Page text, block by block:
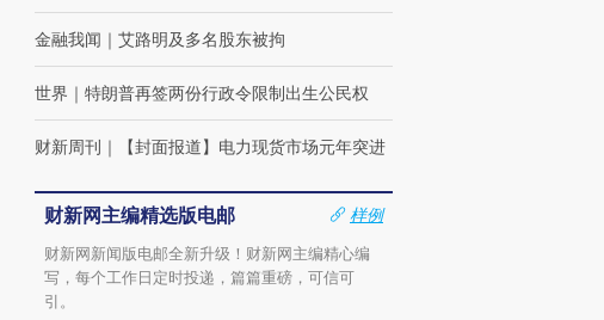
金融我闻 ｜ 艾路明及多名股东被拘
世界 ｜ 特朗普再签两份行政令限制出生公民权
财新周刊 ｜ 【封面报道】电力现货市场元年突进
财新网主编精选版电邮
样例
财新网新闻版电邮全新升级！财新网主编精心编
写，每个工作日定时投递，篇篇重磅，可信可
引。